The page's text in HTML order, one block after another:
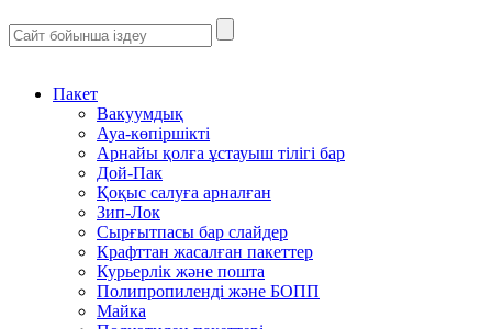
Пакет
Вакуумдық
Ауа-көпіршікті
Арнайы қолға ұстауыш тілігі бар
Дой-Пак
Қоқыс салуға арналған
Зип-Лок
Сырғытпасы бар слайдер
Крафттан жасалған пакеттер
Курьерлік және пошта
Полипропиленді және БОПП
Майка